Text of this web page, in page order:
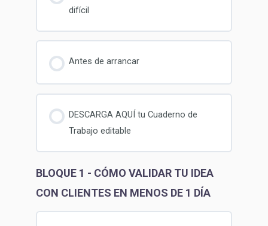
difícil
Antes de arrancar
DESCARGA AQUÍ tu Cuaderno de
Trabajo editable
BLOQUE 1 - CÓMO VALIDAR TU IDEA
CON CLIENTES EN MENOS DE 1 DÍA